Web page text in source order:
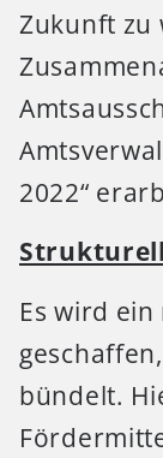
Zukunft zu
2022“
Es wird
bündelt.